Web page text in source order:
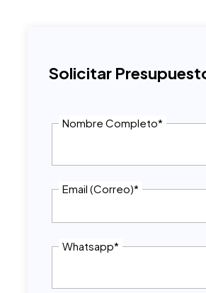
Solicitar
Nombre Completo*
Email (Correo)*
Whatsapp*